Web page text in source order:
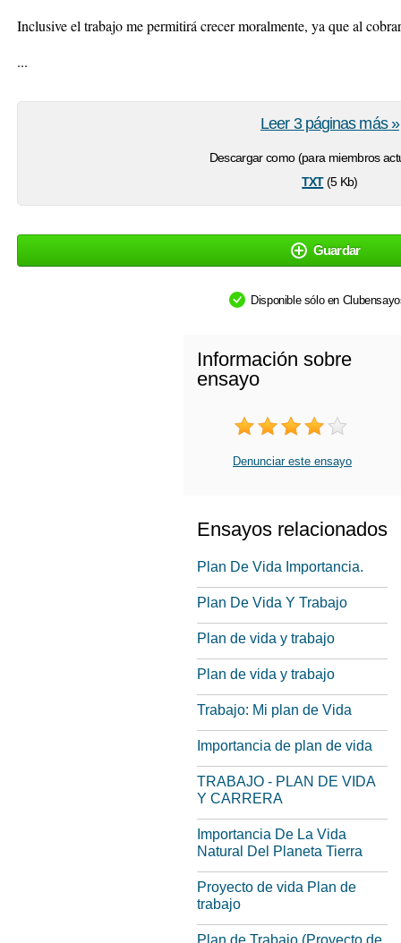
Inclusive el trabajo me permitirá crecer moralmente, ya que al
...
Descargar como (para miembros
txt(5 Kb)
Leer 3 páginas más »
Guardar
Disponible sólo en
Información sobre
ensayo
Denunciar este ensayo
Ensayos relacionados
Plan De Vida Importancia.
Plan De Vida Y Trabajo
Plan de vida y trabajo
Plan de vida y trabajo
Trabajo: Mi plan de Vida
Importancia de plan de vida
TRABAJO - PLAN DE VIDA
Y CARRERA
Importancia De La Vida
Natural Del Planeta Tierra
Proyecto de vida Plan de
trabajo
Plan de Trabajo (Proyecto de